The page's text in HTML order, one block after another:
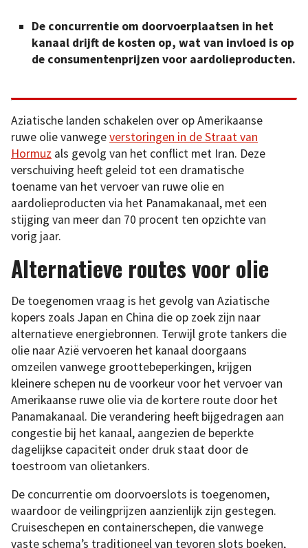
De concurrentie om doorvoerplaatsen in het
kanaal drijft de kosten op, wat van invloed is op
de consumentenprijzen voor aardolieproducten.
Aziatische landen schakelen over op Amerikaanse
ruwe olie vanwegeverstoringen in de Straat van
Hormuz als gevolg van het conflict met Iran. Deze
verschuiving heeft geleid tot een dramatische
toename van het vervoer van ruwe olie en
aardolieproducten via het Panamakanaal, met een
stijging van meer dan 70 procent ten opzichte van
vorig jaar.
Alternatieve routes voor olie
De toegenomen vraag is het gevolg van Aziatische
kopers zoals Japan en China die op zoek zijn naar
alternatieve energiebronnen. Terwijl grote tankers die
olie naar Azië vervoeren het kanaal doorgaans
omzeilen vanwege groottebeperkingen, krijgen
kleinere schepen nu de voorkeur voor het vervoer van
Amerikaanse ruwe olie via de kortere route door het
Panamakanaal. Die verandering heeft bijgedragen aan
congestie bij het kanaal, aangezien de beperkte
dagelijkse capaciteit onder druk staat door de
toestroom van olietankers.
De concurrentie om doorvoerslots is toegenomen,
waardoor de veilingprijzen aanzienlijk zijn gestegen.
Cruiseschepen en containerschepen, die vanwege
vaste schema’s traditioneel van tevoren slots boeken,